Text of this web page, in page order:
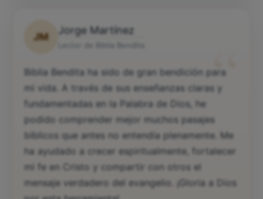
JM
Jorge Martínez
“
Biblia Bendita ha sido de gran bendición para
mi vida. A través de sus enseñanzas claras y
fundamentadas en la Palabra de Dios, he
podido comprender mejor muchos pasajes
bíblicos que antes no entendía plenamente. Me
ha ayudado a crecer espiritualmente, fortalecer
mi fe en Cristo y compartir con otros el
mensaje verdadero del evangelio. ¡Gloria a Dios